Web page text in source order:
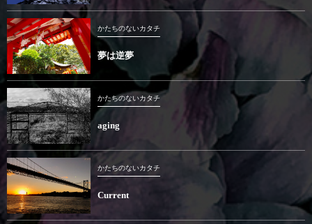
かたちのないカタチ
夢は逆夢
かたちのないカタチ
aging
かたちのないカタチ
Current